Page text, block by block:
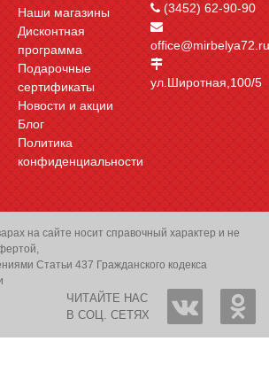
Наши магазины
Дисконтная
программа
Подарочные
сертификаты
Новости и акции
Блог
Политика
конфиденциальности
(3452) 62-90-90
office@mirbelya72.ru
ул.Широтная,100/5
на сайте носит справочный характер и не
Статьи 437 Гражданского кодекса
ЧИТАЙТЕ НАС
В СОЦ. СЕТЯХ